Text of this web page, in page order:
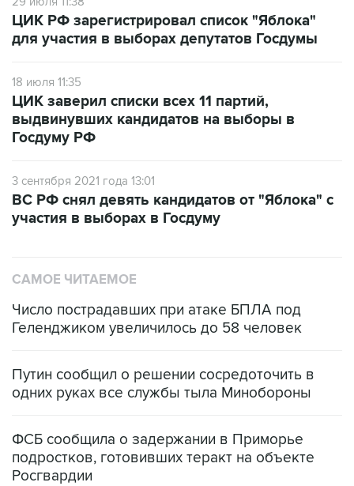
ЦИК РФ зарегистрировал список "Яблока"
для участия в выборах депутатов Госдумы
18 июля 11:35
ЦИК заверил списки всех 11 партий,
выдвинувших кандидатов на выборы в
Госдуму РФ
3 сентября 2021 года 13:01
ВС РФ снял девять кандидатов от "Яблока" с
участия в выборах в Госдуму
САМОЕ ЧИТАЕМОЕ
Число пострадавших при атаке БПЛА под
Геленджиком увеличилось до 58 человек
Путин сообщил о решении сосредоточить в
одних руках все службы тыла Минобороны
ФСБ сообщила о задержании в Приморье
подростков, готовивших теракт на объекте
Росгвардии